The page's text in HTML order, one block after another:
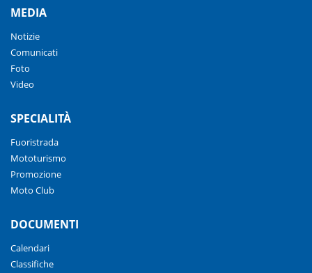
MEDIA
Notizie
Comunicati
Foto
Video
SPECIALITÀ
Fuoristrada
Mototurismo
Promozione
Moto Club
DOCUMENTI
Calendari
Classifiche